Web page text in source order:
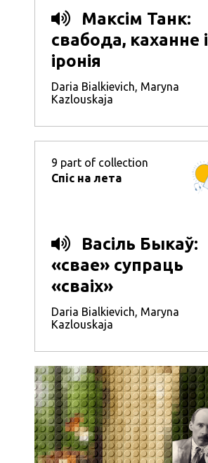
9 part of collection
Спіс на лета
Васіль Быкаў:
«свае» супраць
«сваіх»
Daria Bialkievich, Maryna
Kazlouskaja
Максім Танк:
свабода, каханне і
іронія
Daria Bialkievich, Maryna
Kazlouskaja